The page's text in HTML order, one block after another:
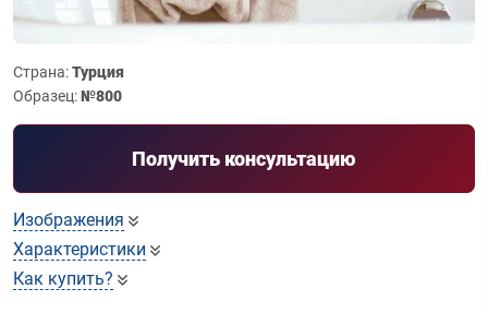
Страна:Турция
Образец:№800
Получить консультацию
Изображения
Характеристики
Как купить?